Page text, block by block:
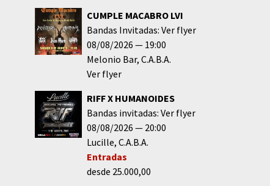
CUMPLE MACABRO LVI
Bandas Invitadas: Ver flyer
08/08/2026
19:00
Melonio Bar C.A.B.A.
Ver flyer
RIFF X HUMANOIDES
Bandas invitadas: Ver flyer
08/08/2026
20:00
Lucille C.A.B.A.
Entradas
desde 25.000,00